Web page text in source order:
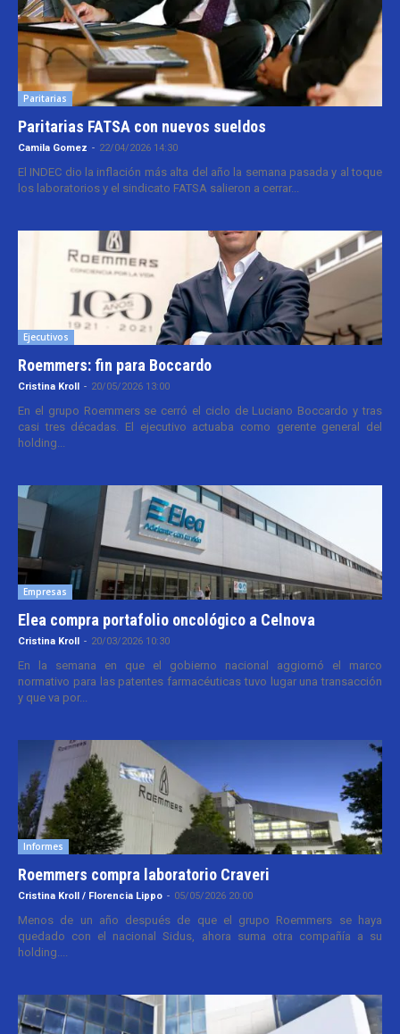
Paritarias
Paritarias FATSA con nuevos sueldos
Camila Gomez - 22/04/2026 14:30
El INDEC dio la inflación más alta del año la semana pasada y al toque
los laboratorios y el sindicato FATSA salieron a cerrar...
Ejecutivos
Roemmers: fin para Boccardo
Cristina Kroll - 20/05/2026 13:00
En el grupo Roemmers se cerró el ciclo de Luciano Boccardo y tras
casi tres décadas. El ejecutivo actuaba como gerente general del
holding...
Empresas
Elea compra portafolio oncológico a Celnova
Cristina Kroll - 20/03/2026 10:30
En la semana en que el gobierno nacional aggiornó el marco
normativo para las patentes farmacéuticas tuvo lugar una transacción
y que va por...
Informes
Roemmers compra laboratorio Craveri
Cristina Kroll / Florencia Lippo - 05/05/2026 20:00
Menos de un año después de que el grupo Roemmers se haya
quedado con el nacional Sidus, ahora suma otra compañía a su
holding....